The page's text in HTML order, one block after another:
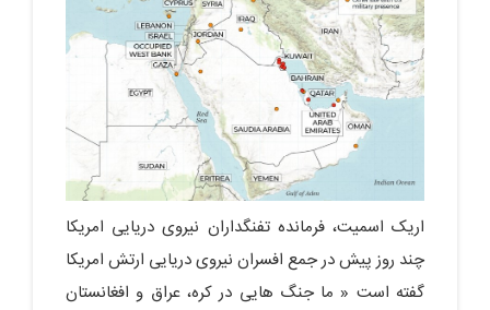
اریک اسمیت، فرمانده تفنگداران نیروی دریایی امریکا
چند روز پیش در جمع افسران نیروی دریایی ارتش امریکا
گفته است « ما جنگ هایی در کره، عراق و افغانستان